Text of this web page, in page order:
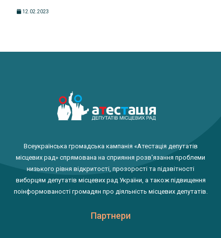
12.02.2023
Всеукраїнська громадська кампанія «Атестація депутатів
місцевих рад» спрямована на сприяння розв'язання проблеми
низького рівня відкритості, прозорості та підзвітності
виборцям депутатів місцевих рад України, а також підвищення
поінформованості громадян про діяльність місцевих депутатів.
Партнери